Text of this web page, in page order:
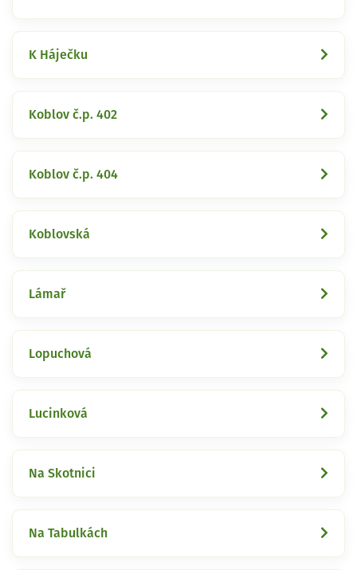
K Háječku
Koblov č.p. 402
Koblov č.p. 404
Koblovská
Lámař
Lopuchová
Lucinková
Na Skotnici
Na Tabulkách